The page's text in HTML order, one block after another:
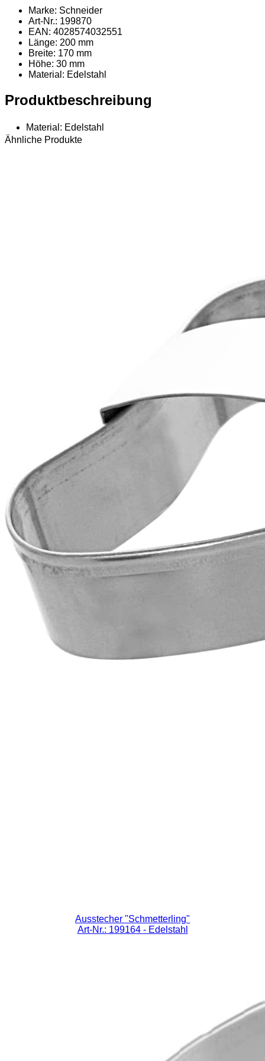
Marke: Schneider
Art-Nr.: 199870
EAN: 4028574032551
Länge: 200 mm
Breite: 170 mm
Höhe: 30 mm
Material : Edelstahl
Produktbeschreibung
Material: Edelstahl
Ähnliche Produkte
Ausstecher "Schmetterling"
Art-Nr.: 199164 - Edelstahl